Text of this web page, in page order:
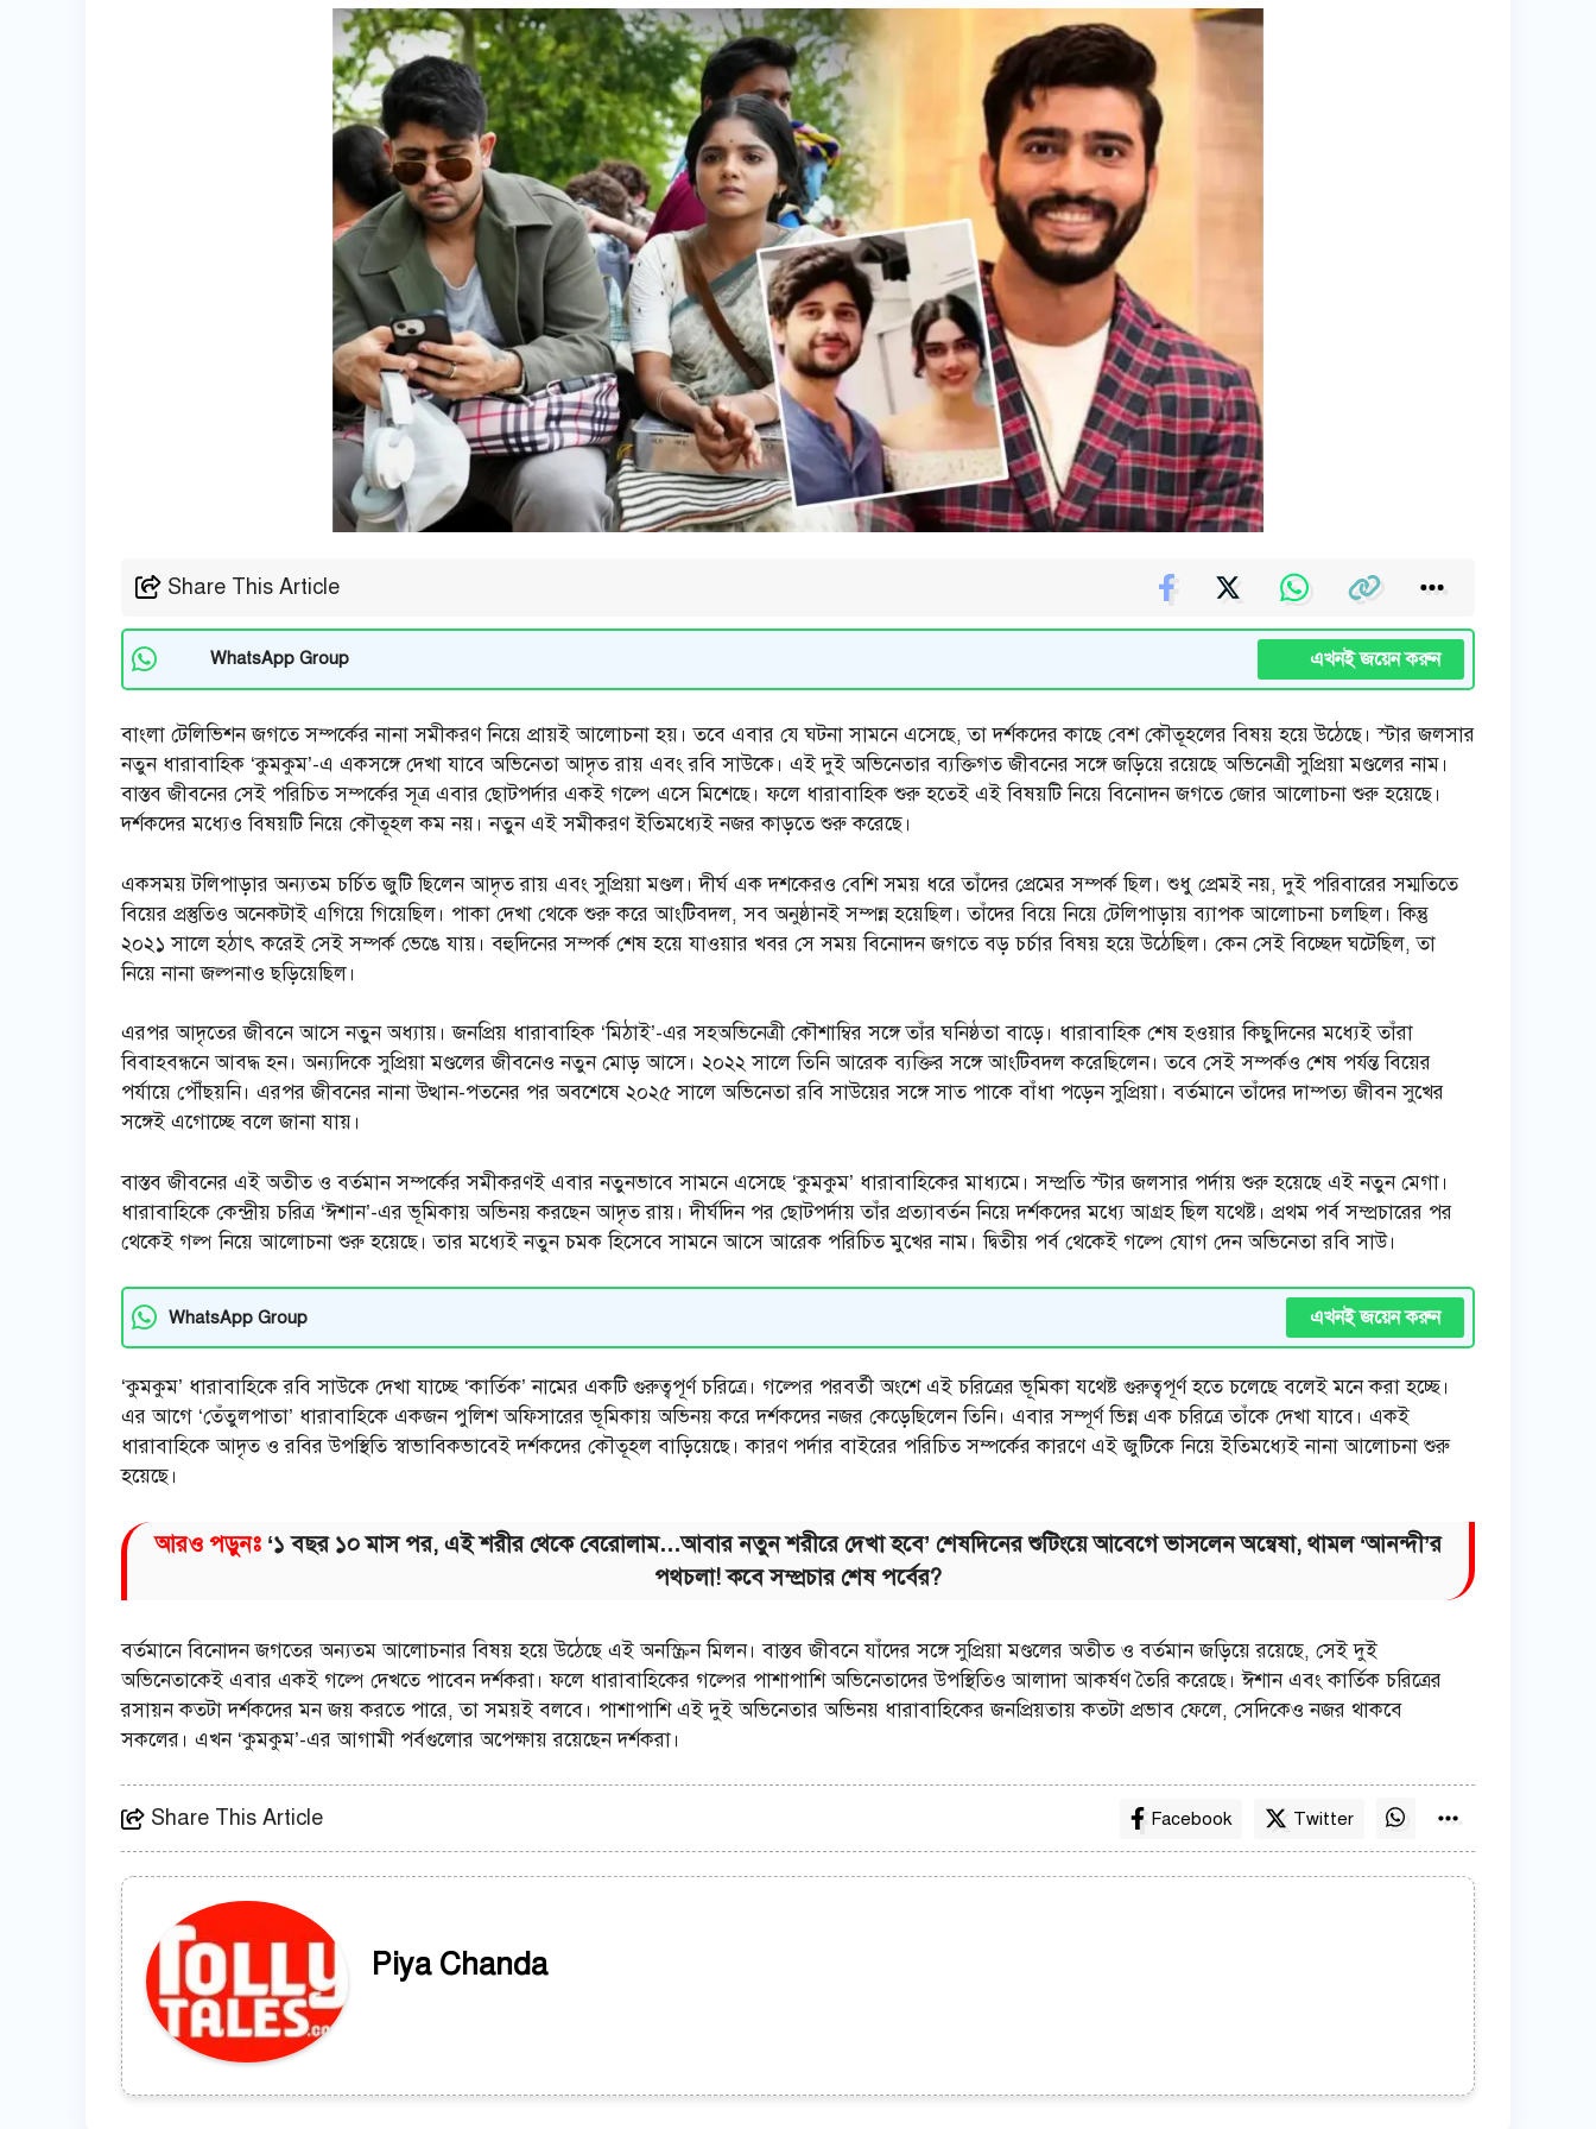
Share This Article
WhatsApp Group এখনই জয়েন করুন
বাংলা টেলিভিশন জগতে সম্পর্কের নানা সমীকরণ নিয়ে প্রায়ই আলোচনা হয়। তবে এবার যে ঘটনা সামনে এসেছে, তা দর্শকদের কাছে বেশ কৌতূহলের বিষয় হয়ে উঠেছে। স্টার জলসার
নতুন ধারাবাহিক ‘কুমকুম’-এ একসঙ্গে দেখা যাবে অভিনেতা আদৃত রায় এবং রবি সাউকে। এই দুই অভিনেতার ব্যক্তিগত জীবনের সঙ্গে জড়িয়ে রয়েছে অভিনেত্রী সুপ্রিয়া মণ্ডলের নাম।
বাস্তব জীবনের সেই পরিচিত সম্পর্কের সূত্র এবার ছোটপর্দার একই গল্পে এসে মিশেছে। ফলে ধারাবাহিক শুরু হতেই এই বিষয়টি নিয়ে বিনোদন জগতে জোর আলোচনা শুরু হয়েছে।
দর্শকদের মধ্যেও বিষয়টি নিয়ে কৌতূহল কম নয়। নতুন এই সমীকরণ ইতিমধ্যেই নজর কাড়তে শুরু করেছে।
একসময় টলিপাড়ার অন্যতম চর্চিত জুটি ছিলেন আদৃত রায় এবং সুপ্রিয়া মণ্ডল। দীর্ঘ এক দশকেরও বেশি সময় ধরে তাঁদের প্রেমের সম্পর্ক ছিল। শুধু প্রেমই নয়, দুই পরিবারের সম্মতিতে
বিয়ের প্রস্তুতিও অনেকটাই এগিয়ে গিয়েছিল। পাকা দেখা থেকে শুরু করে আংটিবদল, সব অনুষ্ঠানই সম্পন্ন হয়েছিল। তাঁদের বিয়ে নিয়ে টেলিপাড়ায় ব্যাপক আলোচনা চলছিল। কিন্তু
২০২১ সালে হঠাৎ করেই সেই সম্পর্ক ভেঙে যায়। বহুদিনের সম্পর্ক শেষ হয়ে যাওয়ার খবর সে সময় বিনোদন জগতে বড় চর্চার বিষয় হয়ে উঠেছিল। কেন সেই বিচ্ছেদ ঘটেছিল, তা
নিয়ে নানা জল্পনাও ছড়িয়েছিল।
এরপর আদৃতের জীবনে আসে নতুন অধ্যায়। জনপ্রিয় ধারাবাহিক ‘মিঠাই’-এর সহঅভিনেত্রী কৌশাম্বির সঙ্গে তাঁর ঘনিষ্ঠতা বাড়ে। ধারাবাহিক শেষ হওয়ার কিছুদিনের মধ্যেই তাঁরা
বিবাহবন্ধনে আবদ্ধ হন। অন্যদিকে সুপ্রিয়া মণ্ডলের জীবনেও নতুন মোড় আসে। ২০২২ সালে তিনি আরেক ব্যক্তির সঙ্গে আংটিবদল করেছিলেন। তবে সেই সম্পর্কও শেষ পর্যন্ত বিয়ের
পর্যায়ে পৌঁছয়নি। এরপর জীবনের নানা উত্থান-পতনের পর অবশেষে ২০২৫ সালে অভিনেতা রবি সাউয়ের সঙ্গে সাত পাকে বাঁধা পড়েন সুপ্রিয়া। বর্তমানে তাঁদের দাম্পত্য জীবন সুখের
সঙ্গেই এগোচ্ছে বলে জানা যায়।
বাস্তব জীবনের এই অতীত ও বর্তমান সম্পর্কের সমীকরণই এবার নতুনভাবে সামনে এসেছে ‘কুমকুম’ ধারাবাহিকের মাধ্যমে। সম্প্রতি স্টার জলসার পর্দায় শুরু হয়েছে এই নতুন মেগা।
ধারাবাহিকে কেন্দ্রীয় চরিত্র ‘ঈশান’-এর ভূমিকায় অভিনয় করছেন আদৃত রায়। দীর্ঘদিন পর ছোটপর্দায় তাঁর প্রত্যাবর্তন নিয়ে দর্শকদের মধ্যে আগ্রহ ছিল যথেষ্ট। প্রথম পর্ব সম্প্রচারের পর
থেকেই গল্প নিয়ে আলোচনা শুরু হয়েছে। তার মধ্যেই নতুন চমক হিসেবে সামনে আসে আরেক পরিচিত মুখের নাম। দ্বিতীয় পর্ব থেকেই গল্পে যোগ দেন অভিনেতা রবি সাউ।
WhatsApp Group এখনই জয়েন করুন
‘কুমকুম’ ধারাবাহিকে রবি সাউকে দেখা যাচ্ছে ‘কার্তিক’ নামের একটি গুরুত্বপূর্ণ চরিত্রে। গল্পের পরবর্তী অংশে এই চরিত্রের ভূমিকা যথেষ্ট গুরুত্বপূর্ণ হতে চলেছে বলেই মনে করা হচ্ছে।
এর আগে ‘তেঁতুলপাতা’ ধারাবাহিকে একজন পুলিশ অফিসারের ভূমিকায় অভিনয় করে দর্শকদের নজর কেড়েছিলেন তিনি। এবার সম্পূর্ণ ভিন্ন এক চরিত্রে তাঁকে দেখা যাবে। একই
ধারাবাহিকে আদৃত ও রবির উপস্থিতি স্বাভাবিকভাবেই দর্শকদের কৌতূহল বাড়িয়েছে। কারণ পর্দার বাইরের পরিচিত সম্পর্কের কারণে এই জুটিকে নিয়ে ইতিমধ্যেই নানা আলোচনা শুরু
হয়েছে।
আরও পড়ুনঃ ‘১ বছর ১০ মাস পর, এই শরীর থেকে বেরোলাম…আবার নতুন শরীরে দেখা হবে’ শেষদিনের শুটিংয়ে আবেগে ভাসলেন অন্বেষা, থামল ‘আনন্দী’র
পথচলা! কবে সম্প্রচার শেষ পর্বের?
বর্তমানে বিনোদন জগতের অন্যতম আলোচনার বিষয় হয়ে উঠেছে এই অনস্ক্রিন মিলন। বাস্তব জীবনে যাঁদের সঙ্গে সুপ্রিয়া মণ্ডলের অতীত ও বর্তমান জড়িয়ে রয়েছে, সেই দুই
অভিনেতাকেই এবার একই গল্পে দেখতে পাবেন দর্শকরা। ফলে ধারাবাহিকের গল্পের পাশাপাশি অভিনেতাদের উপস্থিতিও আলাদা আকর্ষণ তৈরি করেছে। ঈশান এবং কার্তিক চরিত্রের
রসায়ন কতটা দর্শকদের মন জয় করতে পারে, তা সময়ই বলবে। পাশাপাশি এই দুই অভিনেতার অভিনয় ধারাবাহিকের জনপ্রিয়তায় কতটা প্রভাব ফেলে, সেদিকেও নজর থাকবে
সকলের। এখন ‘কুমকুম’-এর আগামী পর্বগুলোর অপেক্ষায় রয়েছেন দর্শকরা।
Share This Article Facebook Twitter
Piya Chanda